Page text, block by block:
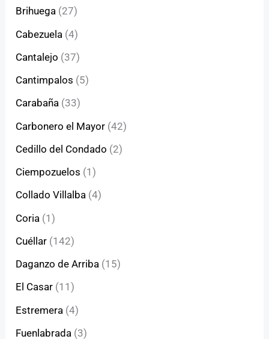
Brihuega (27)
Cabezuela (4)
Cantalejo (37)
Cantimpalos (5)
Carabaña (33)
Carbonero el Mayor (42)
Cedillo del Condado (2)
Ciempozuelos (1)
Collado Villalba (4)
Coria (1)
Cuéllar (142)
Daganzo de Arriba (15)
El Casar (11)
Estremera (4)
Fuenlabrada (3)